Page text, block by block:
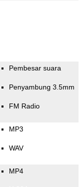
Pembesar suara
Penyambung 3.5mm
FM Radio
MP3
WAV
MP4